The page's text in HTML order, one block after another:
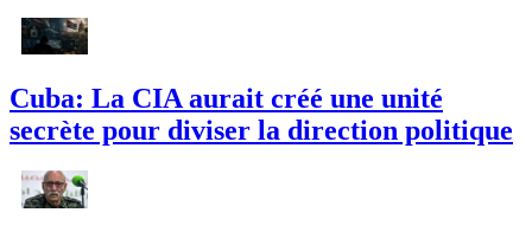
Cuba: La CIA aurait créé une unité
secrète pour diviser la direction politique